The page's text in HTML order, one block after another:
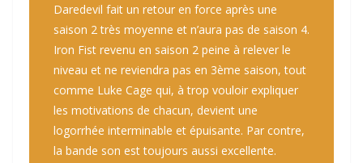
Daredevil fait un retour en force après une
saison 2 très moyenne et n’aura pas de saison 4.
Iron Fist revenu en saison 2 peine à relever le
niveau et ne reviendra pas en 3ème saison, tout
comme Luke Cage qui, à trop vouloir expliquer
les motivations de chacun, devient une
logorrhée interminable et épuisante. Par contre,
la bande son est toujours aussi excellente.